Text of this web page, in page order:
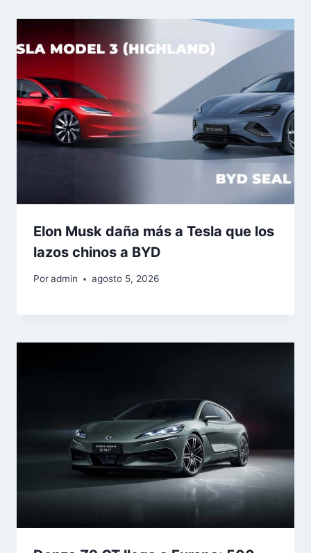
Elon Musk daña más a Tesla que los
lazos chinos a BYD
Poradmin agosto 5, 2026